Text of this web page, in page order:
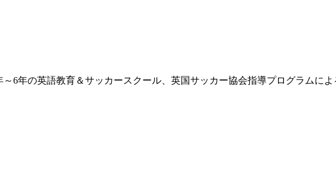
6年の英語教育＆サッカースクール、英国サッカー協会指導プログラムに